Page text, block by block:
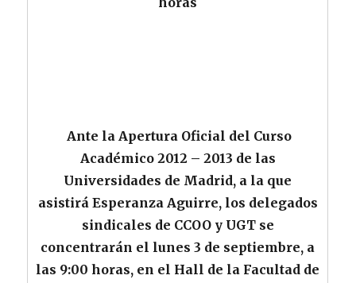
Ante la Apertura Oficial del Curso
Académico 2012 – 2013 de las
Universidades de Madrid, a la que
asistirá Esperanza Aguirre, los delegados
sindicales de CCOO y UGT se
concentrarán el lunes 3 de septiembre, a
las 9:00 horas, en el Hall de la Facultad de